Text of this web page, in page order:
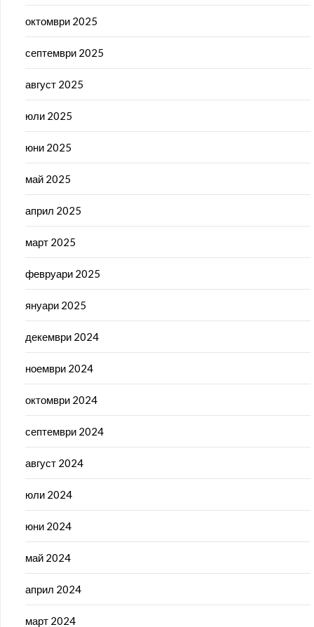
октомври 2025
септември 2025
август 2025
юли 2025
юни 2025
май 2025
април 2025
март 2025
февруари 2025
януари 2025
декември 2024
ноември 2024
октомври 2024
септември 2024
август 2024
юли 2024
юни 2024
май 2024
април 2024
март 2024